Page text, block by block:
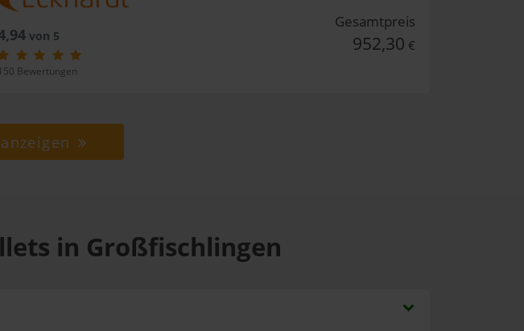
von 5
150 Bewertungen
Gesamtpreis
952,30 €
in Großfischlingen